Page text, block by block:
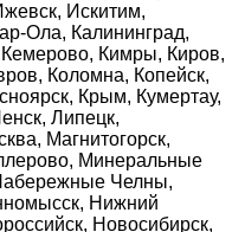
Искитим,
Ола, Калининград,
Кемерово, Кимры, Киров,
Коломна, Копейск,
Крым, Кумертау,
Липецк,
Магнитогорск,
Минеральные
Челны,
Нижний
Новосибирск,